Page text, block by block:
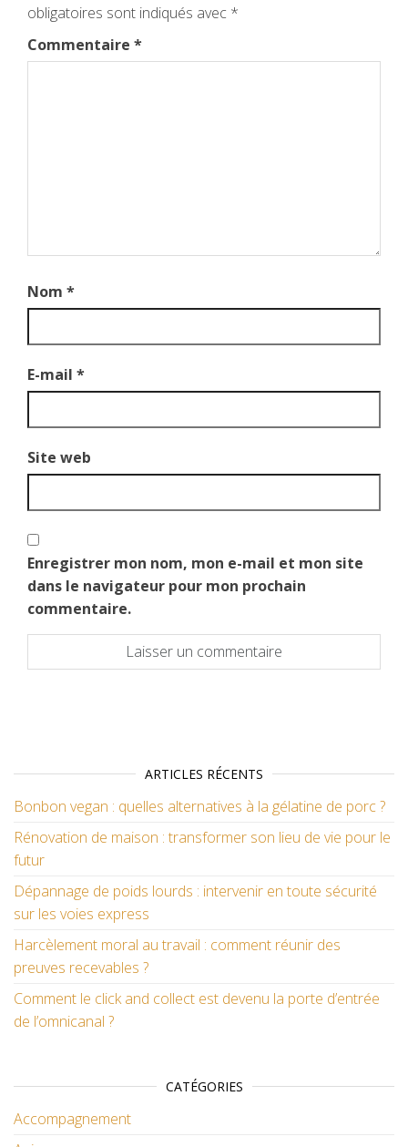
obligatoires sont indiqués avec *
Commentaire *
Nom *
E-mail *
Site web
Enregistrer mon nom, mon e-mail et mon site
dans le navigateur pour mon prochain
commentaire.
ARTICLES RÉCENTS
Bonbon vegan : quelles alternatives à la gélatine de porc ?
Rénovation de maison : transformer son lieu de vie pour le
futur
Dépannage de poids lourds : intervenir en toute sécurité
sur les voies express
Harcèlement moral au travail : comment réunir des
preuves recevables ?
Comment le click and collect est devenu la porte d’entrée
de l’omnicanal ?
CATÉGORIES
Accompagnement